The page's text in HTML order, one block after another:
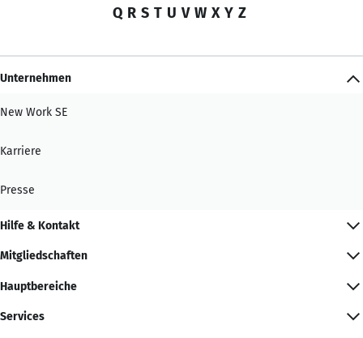
Q R S T U V W X Y Z
Unternehmen
New Work SE
Karriere
Presse
Hilfe & Kontakt
Mitgliedschaften
Hauptbereiche
Services